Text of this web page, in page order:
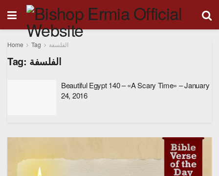
Home Tag الفلسفة
Tag: الفلسفة
Beautiful Egypt 140 – «A Scary Time» – January
24, 2016